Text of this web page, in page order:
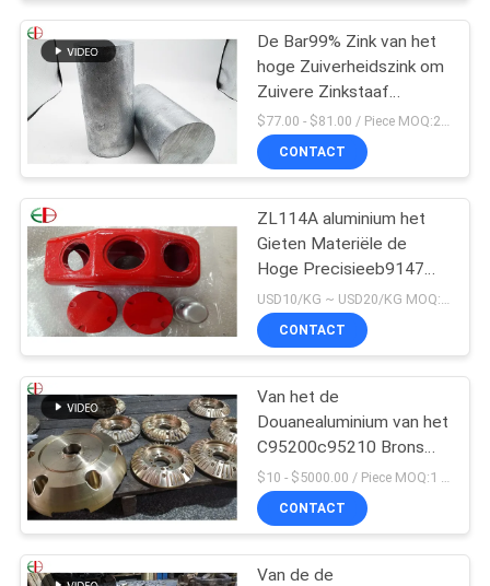
De Bar99% Zink van het
hoge Zuiverheidszink om
Zuivere Zinkstaaf
100x100x200mm
$77.00 - $81.00 / Piece MOQ:2 zetels
CONTACT
ZL114A aluminium het
Gieten Materiële de
Hoge Precisieeb9147
Rode Kleur van
Legeringenalu
USD10/KG ~ USD20/KG MOQ:50kg
CONTACT
Van het de
Douanealuminium van het
C95200c95210 Brons
het Gietende Lichaam
van de het Bronsklep
CONTACT
Van de de